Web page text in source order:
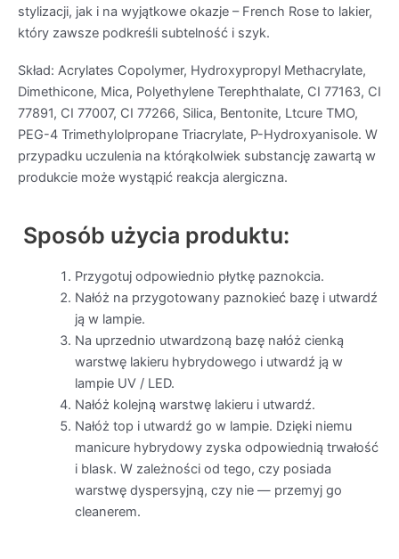
stylizacji, jak i na wyjątkowe okazje – French Rose to lakier,
który zawsze podkreśli subtelność i szyk.
Skład: Acrylates Copolymer, Hydroxypropyl Methacrylate,
Dimethicone, Mica, Polyethylene Terephthalate, CI 77163, CI
77891, CI 77007, CI 77266, Silica, Bentonite, Ltcure TMO,
PEG-4 Trimethylolpropane Triacrylate, P-Hydroxyanisole. W
przypadku uczulenia na którąkolwiek substancję zawartą w
produkcie może wystąpić reakcja alergiczna.
Sposób użycia produktu:
Przygotuj odpowiednio płytkę paznokcia.
Nałóż na przygotowany paznokieć bazę i utwardź
ją w lampie.
Na uprzednio utwardzoną bazę nałóż cienką
warstwę lakieru hybrydowego i utwardź ją w
lampie UV / LED.
Nałóż kolejną warstwę lakieru i utwardź.
Nałóż top i utwardź go w lampie. Dzięki niemu
manicure hybrydowy zyska odpowiednią trwałość
i blask. W zależności od tego, czy posiada
warstwę dyspersyjną, czy nie — przemyj go
cleanerem.